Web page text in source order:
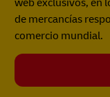
web exclusivos, en
de mercancías
comercio mundial.